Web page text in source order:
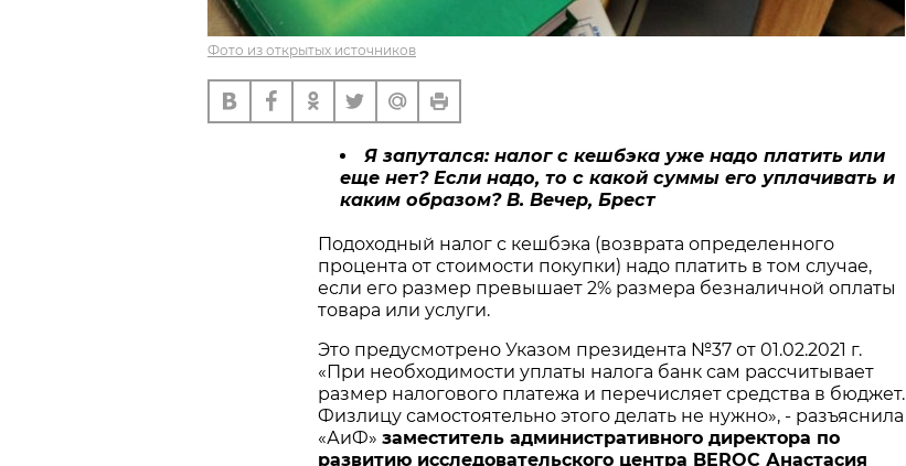
Фото из открытых источников
Я запутался: налог с кешбэка уже надо платить или
еще нет? Если надо, то с какой суммы его уплачивать и
каким образом? В. Вечер, Брест
Подоходный налог с кешбэка (возврата определенного
процента от стоимости покупки) надо платить в том случае,
если его размер превышает 2% размера безналичной оплаты
товара или услуги.
Это предусмотрено Указом президента №37 от 01.02.2021 г.
«При необходимости уплаты налога банк сам рассчитывает
размер налогового платежа и перечисляет средства в бюджет.
Физлицу самостоятельно этого делать не нужно», - разъяснила
«АиФ» заместитель административного директора по
развитию исследовательского центра BEROC Анастасия